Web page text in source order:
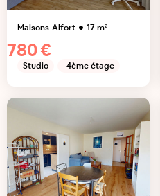
Maisons-Alfort 17m²
780 €
Studio 4ème étage